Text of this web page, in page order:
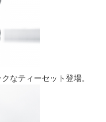
なティーセット登場。